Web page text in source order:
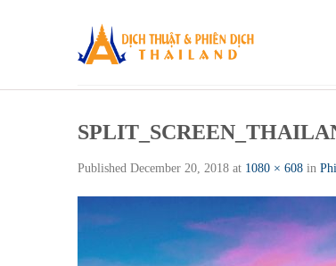
Published December 20, 2018 at 1080 × 608 in